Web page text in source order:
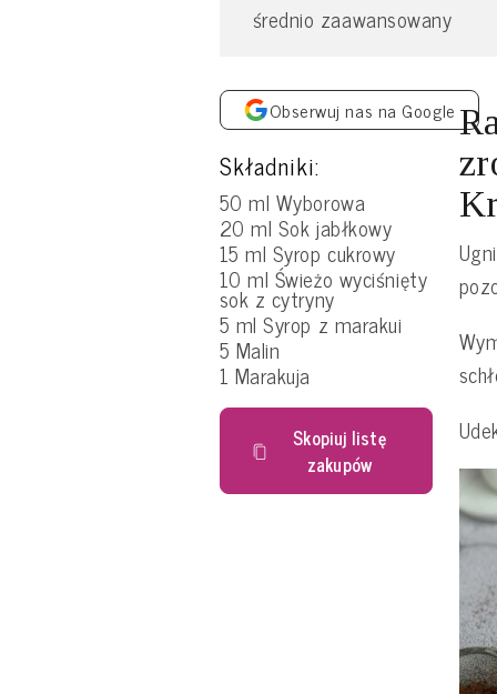
średnio zaawansowany
Obserwuj nas na Google
Składniki:
50 ml Wyborowa
20 ml Sok jabłkowy
15 ml Syrop cukrowy
10 ml Świeżo wyciśnięty
sok z cytryny
5 ml Syrop z marakui
5 Malin
1 Marakuja
Skopiuj listę
zakupów